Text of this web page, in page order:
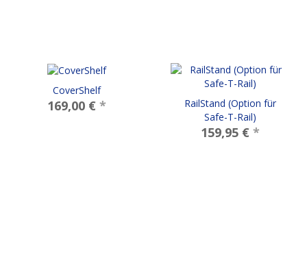
CoverShelf
169,00 € *
RailStand (Option für
Safe-T-Rail)
159,95 € *